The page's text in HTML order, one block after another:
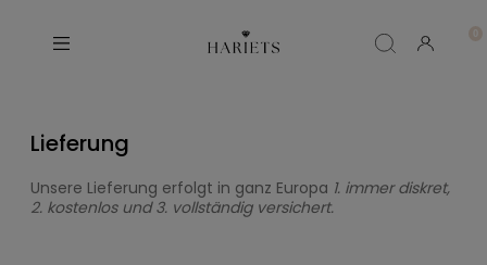
Lieferung
Unsere Lieferung erfolgt in ganz Europa 1. immer diskret,
2. kostenlos und 3. vollständig versichert.